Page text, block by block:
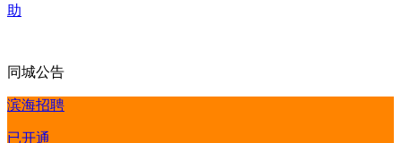
助
同城公告
滨海招聘
已开通